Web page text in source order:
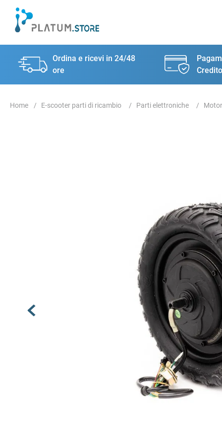
Ordina e ricevi in 24/48
ore
E-scooter parti di ricambio Parti elettroniche